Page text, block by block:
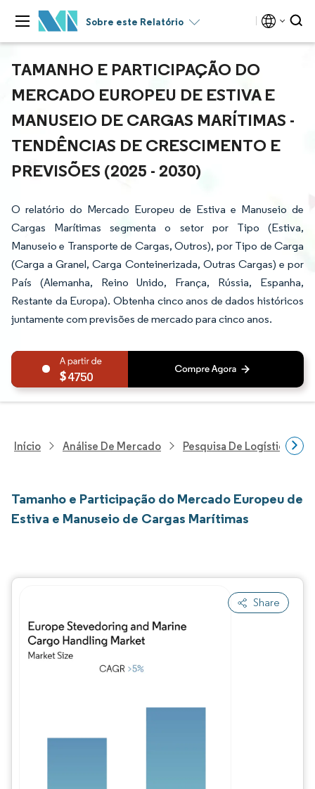
Sobre este Relatório
TAMANHO E PARTICIPAÇÃO DO
MERCADO EUROPEU DE ESTIVA E
MANUSEIO DE CARGAS MARÍTIMAS -
TENDÊNCIAS DE CRESCIMENTO E
PREVISÕES (2025 - 2030)
O relatório do Mercado Europeu de Estiva e Manuseio de
Cargas Marítimas segmenta o setor por Tipo (Estiva,
Manuseio e Transporte de Cargas, Outros), por Tipo de Carga
(Carga a Granel, Carga Conteinerizada, Outras Cargas) e por
País (Alemanha, Reino Unido, França, Rússia, Espanha,
Restante da Europa). Obtenha cinco anos de dados históricos
juntamente com previsões de mercado para cinco anos.
4750
Início Análise De Mercado Pesquisa De Logística
Tamanho e Participação do Mercado Europeu de
Estiva e Manuseio de Cargas Marítimas
Share